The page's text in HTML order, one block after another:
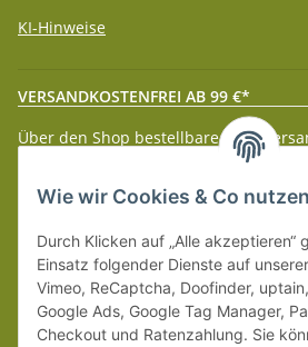
KI-Hinweise
VERSANDKOSTENFREI AB 99 €*
Über den Shop bestellbare
wir innerhalb Deutschland (Festland)
versandkostenfrei.
Weitere Versanddetails entnehmen
und Zahlungsbedingungen.
Wie wir Cookies & Co nutzen
Durch Klicken auf „Alle akzeptieren“
Einsatz folgender Dienste auf
Vimeo, ReCaptcha, Doofinder,
Google Ads, Google Tag Manager,
Checkout und Ratenzahlung. Sie